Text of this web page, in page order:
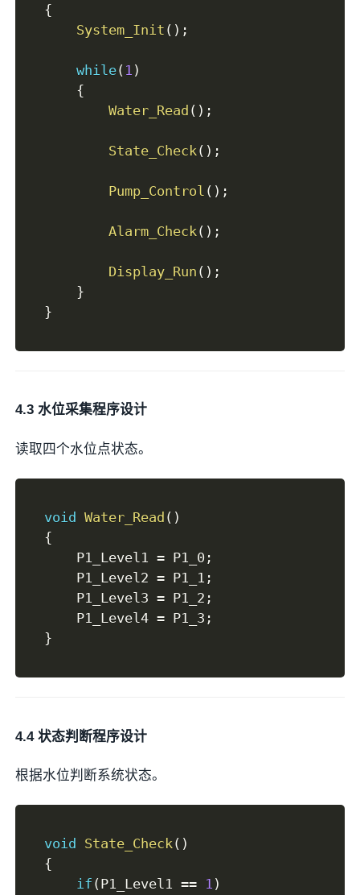
{
System_Init ( ) ;
while( 1 )
{
Water_Read ( ) ;
State_Check ( ) ;
Pump_Control ( ) ;
Alarm_Check ( ) ;
Display_Run ( ) ;
}
}
4.3 水位采集程序设计
读取四个水位点状态。
void Water_Read ( )
{
    P1_Level1
= P1_0 ;
    P1_Level2
= P1_1 ;
    P1_Level3
= P1_2 ;
    P1_Level4
= P1_3 ;
}
4.4 状态判断程序设计
根据水位判断系统状态。
void State_Check( )
{
if (P1_Level1 == 1 )